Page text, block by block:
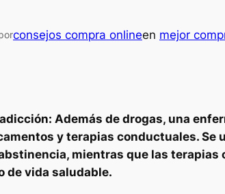
consejos compra onlineen mejor
Además de drogas, una
y terapias conductuales.
mientras que las
de vida saludable.